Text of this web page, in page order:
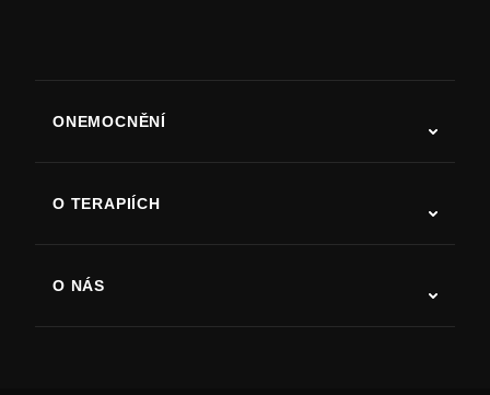
ONEMOCNĚNÍ
Parkinsonova choroba
Artritida
O TERAPIÍCH
O NÁS